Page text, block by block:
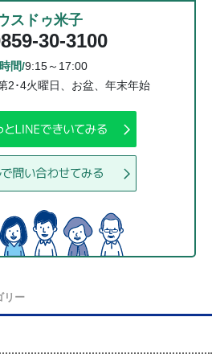
スドゥ米子
30-3100
間/9:15～17:00
2･4火曜日、お盆、年末年始
リー